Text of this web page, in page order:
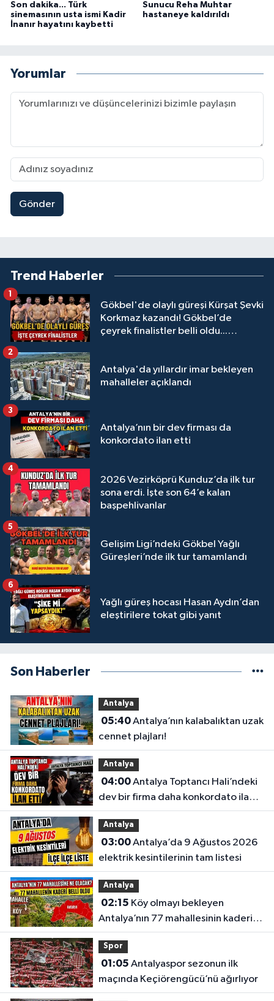
Son dakika... Türk
sinemasının usta ismi Kadir
İnanır hayatını kaybetti
Sunucu Reha Muhtar
hastaneye kaldırıldı
Yorumlar
Gönder
Trend Haberler
Gökbel'de olaylı güreşi Kürşat Şevki
Korkmaz kazandı! Gökbel’de
çeyrek finalistler belli oldu...
1
Antalya'da yıllardır imar bekleyen
mahalleler açıklandı
2
Antalya’nın bir dev firması da
konkordato ilan etti
3
2026 Vezirköprü Kunduz’da ilk tur
sona erdi. İşte son 64’e kalan
başpehlivanlar
4
Gelişim Ligi’ndeki Gökbel Yağlı
Güreşleri’nde ilk tur tamamlandı
5
Yağlı güreş hocası Hasan Aydın’dan
eleştirilere tokat gibi yanıt
6
Son Haberler
Antalya
05:40Antalya’nın kalabalıktan uzak
cennet plajları!
Antalya
04:00Antalya Toptancı Hali’ndeki
dev bir firma daha konkordato ilan
etti
Antalya
03:00Antalya’da 9 Ağustos 2026
elektrik kesintilerinin tam listesi
Antalya
02:15
Antalya’nın 77 mahallesinin kaderi
belli oldu
Spor
01:05
maçında Keçiörengücü’nü ağırlıyor